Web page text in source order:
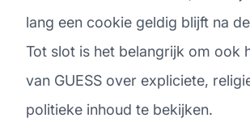
lang een cookie geldig blijft na
Tot slot is het belangrijk om ook
van GUESS over expliciete,
politieke inhoud te bekijken.